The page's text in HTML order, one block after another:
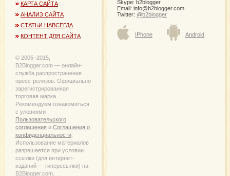
КАРТА САЙТА
АНАЛИЗ САЙТА
СТАТЬИ НАВСЕГДА
КОНТЕНТ ДЛЯ САЙТА
© 2005−2015,
B2Blogger.com — онлайн-
служба распространения
пресс-релизов. Официально
зарегистрированная
торговая марка.
Рекомендуем ознакомиться
с уловиями
Пользовательского
соглашения и Соглашения о
конфиденциальности
Использование материалов
разрешается при условии
ссылки (для интернет-
изданий — гиперссылки) на
B2Blogger.com.
Skype: b2blogger
Email: info@b2blogger.com
Twitter: @b2blogger
IPhone Android